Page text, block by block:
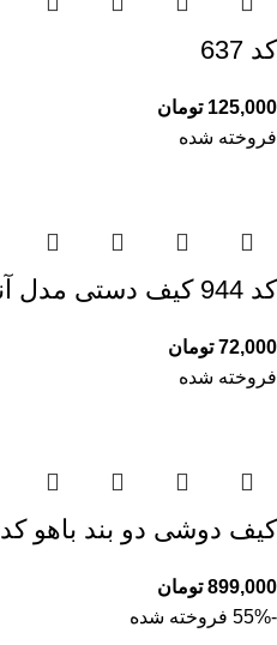
کد 637
125,000 تومان
فروخته شده
کد 944 کیف دستی مدل آندرامور
72,000 تومان
فروخته شده
کیف دوشی دو بند باهو کد 3644
899,000 تومان
-55%
فروخته شده